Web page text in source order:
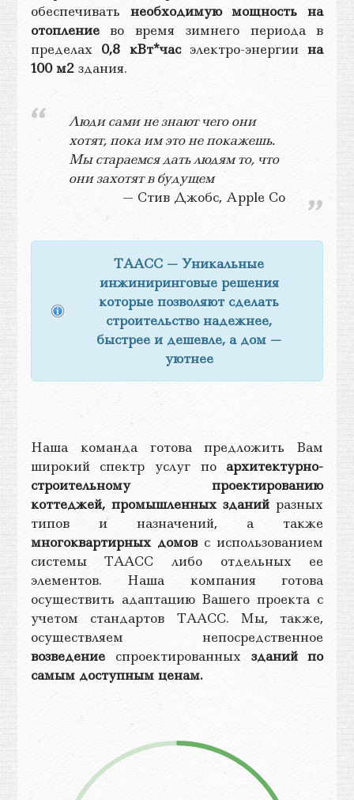
обеспечивать необходимую мощность на
отоплениево время зимнего периода в
пределах0,8 кВт*часэлектро-энергиина
100 м2здания.
Люди сами не знают чего они
хотят, пока им это не покажешь.
Мы стараемся дать людям то, что
они захотят в будущем
Стив Джобс, Apple Co
ТААСС — Уникальные
инжиниринговые решения
которые позволяют сделать
строительство надежнее,
быстрее и дешевле, а дом —
уютнее
Наша команда готова предложить Вам
широкий спектр услуг по архитектурно-
строительному проектированию
коттеджей, промышленных зданий разных
типов и назначений, а также
многоквартирных домовс использованием
системы ТААСС либо отдельных ее
элементов. Наша компания готова
осуществить адаптацию Вашего проекта с
учетом стандартов ТААСС. Мы, также,
осуществляем непосредственное
возведениеспроектированных зданий по
самым доступным ценам.